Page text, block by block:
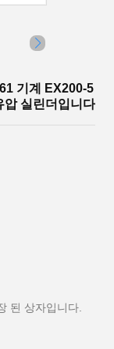
기계 EX200-5
압 실린더입니다
된 상자입니다.